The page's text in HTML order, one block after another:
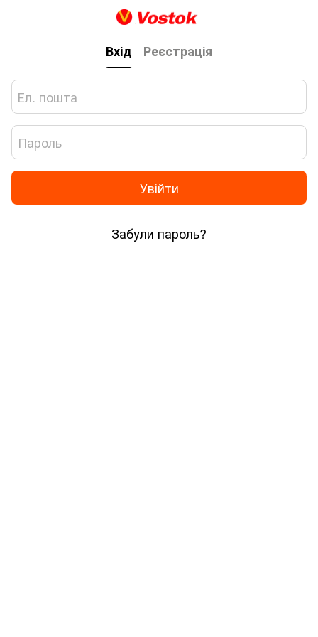
Вхід Реєстрація
Увійти
Забули пароль?